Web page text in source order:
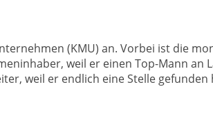
(KMU) an. Vorbei ist die
weil er einen Top-Mann an
weil er endlich eine Stelle